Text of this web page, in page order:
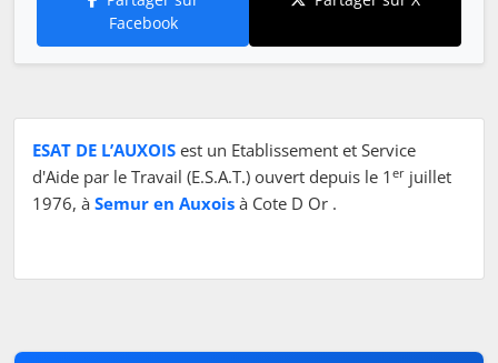
Facebook
ESAT DE L’AUXOIS est un Etablissement et Service
d'Aide par le Travail (E.S.A.T.) ouvert depuis le 1 er juillet
1976, à Semur en Auxois à Cote D Or .